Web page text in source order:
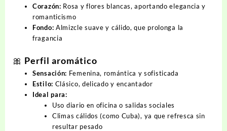
Corazón: Rosa y flores blancas, aportando elegancia y
romanticismo
Fondo: Almizcle suave y cálido, que prolonga la
fragancia
🎀 Perfil aromático
Sensación: Femenina, romántica y sofisticada
Estilo: Clásico, delicado y encantador
Ideal para:
Uso diario en oficina o salidas sociales
Climas cálidos (como Cuba), ya que refresca sin
resultar pesado